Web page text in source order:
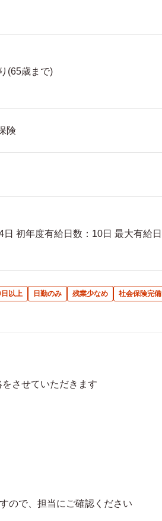
(65歳まで)
険
初年度有給日数：10日 最大有給日
以上 日勤のみ 残業少なめ
社会保険完備
させていただきます
ので、担当にご確認ください